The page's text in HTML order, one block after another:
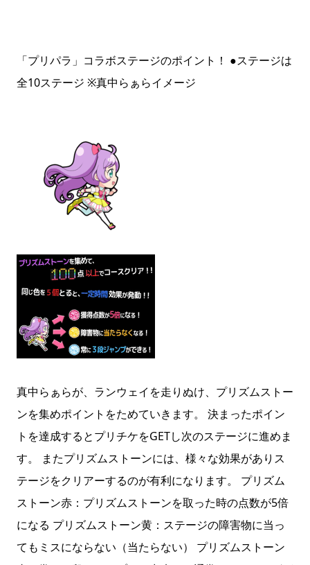
「プリパラ」コラボステージのポイント！ ●ステージは
全10ステージ ※真中らぁらイメージ
真中らぁらが、ランウェイを走りぬけ、プリズムストー
ンを集めポイントをためていきます。 決まったポイン
トを達成するとプリチケをGETし次のステージに進めま
す。 またプリズムストーンには、様々な効果がありス
テージをクリアーするのが有利になります。 プリズム
ストーン赤：プリズムストーンを取った時の点数が5倍
になる プリズムストーン黄：ステージの障害物に当っ
てもミスにならない（当たらない） プリズムストーン